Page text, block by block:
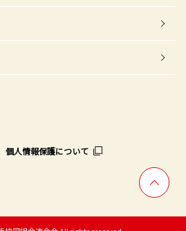
個人情報保護について